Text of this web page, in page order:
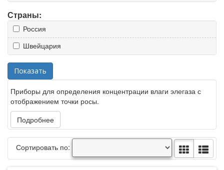
Страны:
Россия
Швейцария
Показать
Приборы для определения концентрации влаги элегаза с
отображением точки росы.
Подробнее
Сортировать по: